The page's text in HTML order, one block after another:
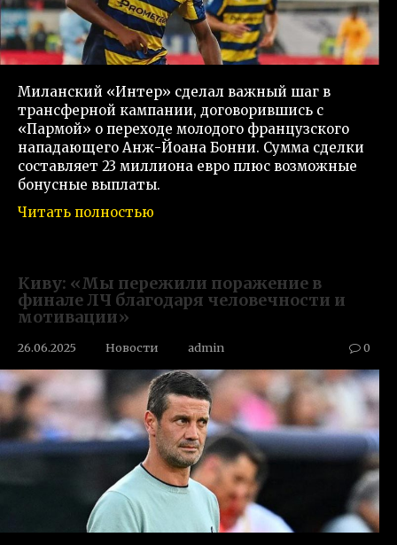
Миланский «Интер» сделал важный шаг в
трансферной кампании, договорившись с
«Пармой» о переходе молодого французского
нападающего Анж-Йоана Бонни. Сумма сделки
составляет 23 миллиона евро плюс возможные
бонусные выплаты.
Читать полностью
Киву: «Мы пережили поражение в
финале ЛЧ благодаря человечности и
мотивации»
26.06.2025 Новости admin 0